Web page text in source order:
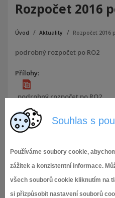
Souhlas s
Používáme soubory cookie,
zážitek a konzistentní informace.
všech souborů cookie kliknutím na
si přizpůsobit nastavení souborů
Rozpočet 2016
Úvod Aktuality Rozpočet 2016
podrobný rozpočet po RO2
Přílohy:
podrobný rozpočet po RO2
podrobný rozpočet po RO3
21.3.2016,